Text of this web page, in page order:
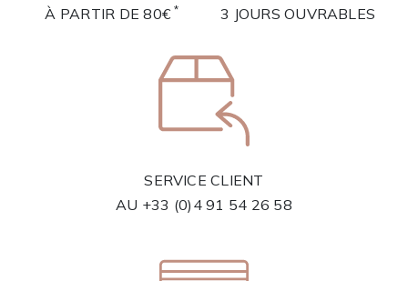
À PARTIR DE 80€ *
3 JOURS OUVRABLES
SERVICE CLIENT
AU +33 (0)4 91 54 26 58